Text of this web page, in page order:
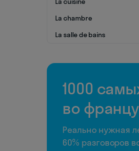
La chambre
La salle de bains
1000
во
Реально нужная
60% разговоров